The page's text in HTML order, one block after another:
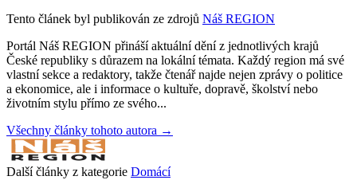
Tento článek byl publikován ze zdrojů Náš REGION
Portál Náš REGION přináší aktuální dění z jednotlivých krajů
České republiky s důrazem na lokální témata. Každý region má své
vlastní sekce a redaktory, takže čtenář najde nejen zprávy o politice
a ekonomice, ale i informace o kultuře, dopravě, školství nebo
životním stylu přímo ze svého...
Všechny články tohoto autora →
Další články z kategorie Domácí